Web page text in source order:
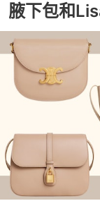
腋下包和